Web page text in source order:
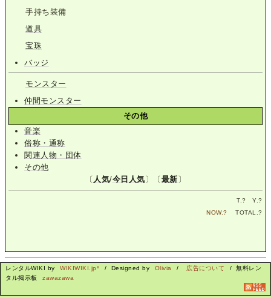
手持ち装備
道具
宝珠
バッジ
モンスター
仲間モンスター
その他
音楽
俗称・通称
関連人物・団体
その他
〔 人気/今日人気 〕〔 最新 〕
T.? Y.?
NOW.? TOTAL.?
レンタルWIKI by WIKIWIKI.jp* / Designed by Olivia / 広告について
/ 無料レン
タル掲示板
zawazawa